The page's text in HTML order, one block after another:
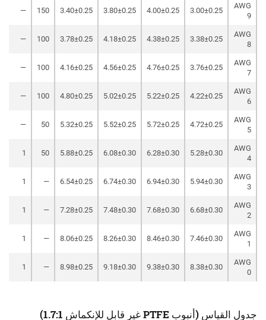
AWG
9
3.00±0.25
4.00±0.25
3.80±0.25
3.40±0.25
150
—
AWG
8
3.38±0.25
4.38±0.25
4.18±0.25
3.78±0.25
100
—
AWG
7
3.76±0.25
4.76±0.25
4.56±0.25
4.16±0.25
100
—
AWG
6
4.22±0.25
5.22±0.25
5.02±0.25
4.80±0.25
100
—
AWG
5
4.72±0.25
5.72±0.25
5.52±0.25
5.32±0.25
50
—
AWG
4
5.28±0.30
6.28±0.30
6.08±0.30
5.88±0.25
50
1
AWG
3
5.94±0.30
6.94±0.30
6.74±0.30
6.54±0.25
—
1
AWG
2
6.68±0.30
7.68±0.30
7.48±0.30
7.28±0.25
—
1
AWG
1
7.46±0.30
8.46±0.30
8.26±0.30
8.06±0.25
—
1
AWG
0
8.38±0.30
9.38±0.30
9.18±0.30
8.98±0.25
—
1
جدول القياس (أنبوب PTFE غير قابل للإنكماش 1.7:1)